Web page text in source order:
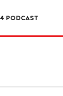
PODCAST